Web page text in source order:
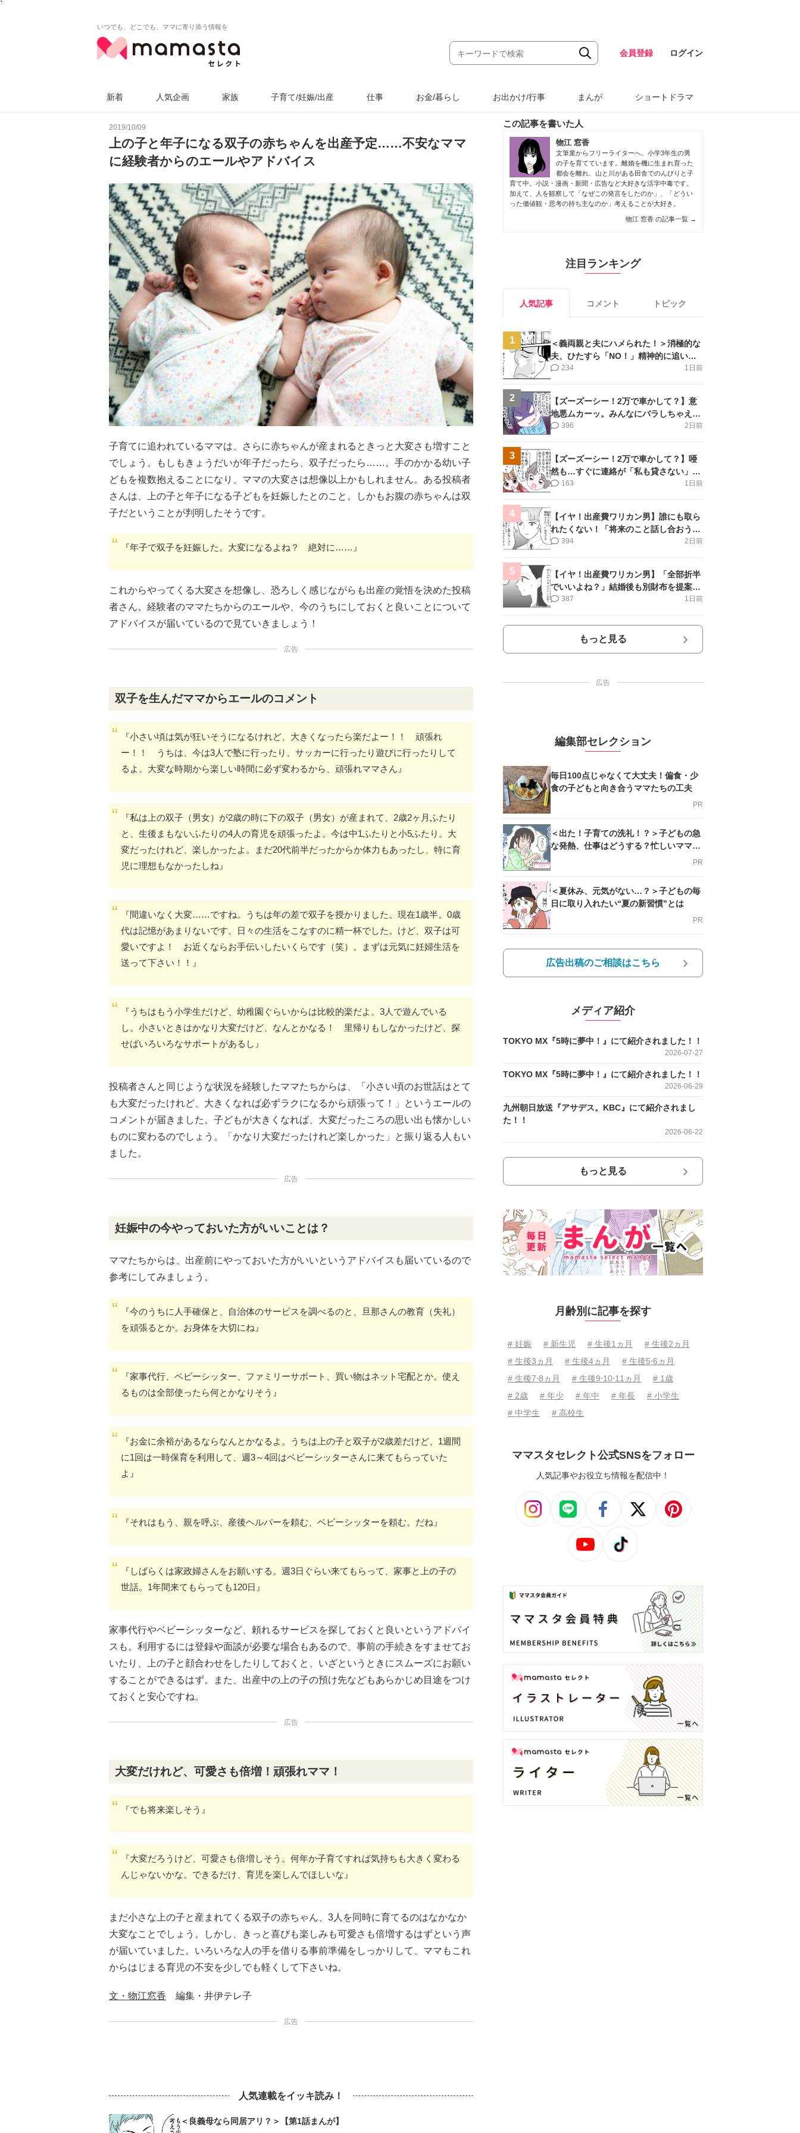
`
いつでも、どこでも、ママに寄り添う情報を
会員登録 ログイン
新着 人気企画 家族 子育て/妊娠/出産 仕事 お金/暮らし お出かけ/行事 まんが ショートドラマ
2019/10/09
上の子と年子になる双子の赤ちゃんを出産予定……不安なママ
に経験者からのエールやアドバイス
子育てに追われているママは、さらに赤ちゃんが産まれるときっと大変さも増すこと
でしょう。もしもきょうだいが年子だったら、双子だったら……。手のかかる幼い子
どもを複数抱えることになり、ママの大変さは想像以上かもしれません。ある投稿者
さんは、上の子と年子になる子どもを妊娠したとのこと。しかもお腹の赤ちゃんは双
子だということが判明したそうです。
『年子で双子を妊娠した。大変になるよね？ 絶対に……』
これからやってくる大変さを想像し、恐ろしく感じながらも出産の覚悟を決めた投稿
者さん。経験者のママたちからのエールや、今のうちにしておくと良いことについて
アドバイスが届いているので見ていきましょう！
広告
双子を生んだママからエールのコメント
『小さい頃は気が狂いそうになるけれど、大きくなったら楽だよー！！ 頑張れ
ー！！ うちは、今は3人で塾に行ったり、サッカーに行ったり遊びに行ったりして
るよ。大変な時期から楽しい時間に必ず変わるから、頑張れママさん』
『私は上の双子（男女）が2歳の時に下の双子（男女）が産まれて、2歳2ヶ月ふたり
と、生後まもないふたりの4人の育児を頑張ったよ。今は中1ふたりと小5ふたり。大
変だったけれど、楽しかったよ。まだ20代前半だったからか体力もあったし、特に育
児に理想もなかったしね』
『間違いなく大変……ですね。うちは年の差で双子を授かりました。現在1歳半。0歳
代は記憶があまりないです。日々の生活をこなすのに精一杯でした。けど、双子は可
愛いですよ！ お近くならお手伝いしたいくらです（笑）。まずは元気に妊婦生活を
送って下さい！！』
『うちはもう小学生だけど、幼稚園ぐらいからは比較的楽だよ。3人で遊んでいる
し。小さいときはかなり大変だけど、なんとかなる！ 里帰りもしなかったけど、探
せばいろいろなサポートがあるし』
投稿者さんと同じような状況を経験したママたちからは、「小さい頃のお世話はとて
も大変だったけれど、大きくなれば必ずラクになるから頑張って！」というエールの
コメントが届きました。子どもが大きくなれば、大変だったころの思い出も懐かしい
ものに変わるのでしょう。「かなり大変だったけれど楽しかった」と振り返る人もい
ました。
広告
妊娠中の今やっておいた方がいいことは？
ママたちからは、出産前にやっておいた方がいいというアドバイスも届いているので
参考にしてみましょう。
『今のうちに人手確保と、自治体のサービスを調べるのと、旦那さんの教育（失礼）
を頑張るとか。お身体を大切にね』
『家事代行、ベビーシッター、ファミリーサポート、買い物はネット宅配とか。使え
るものは全部使ったら何とかなりそう』
『お金に余裕があるならなんとかなるよ。うちは上の子と双子が2歳差だけど、1週間
に1回は一時保育を利用して、週3～4回はベビーシッターさんに来てもらっていた
よ』
『それはもう、親を呼ぶ、産後ヘルパーを頼む、ベビーシッターを頼む。だね』
『しばらくは家政婦さんをお願いする。週3日ぐらい来てもらって、家事と上の子の
世話。1年間来てもらっても120日』
家事代行やベビーシッターなど、頼れるサービスを探しておくと良いというアドバイ
スも。利用するには登録や面談が必要な場合もあるので、事前の手続きをすませてお
いたり、上の子と顔合わせをしたりしておくと、いざというときにスムーズにお願い
することができるはず。また、出産中の上の子の預け先などもあらかじめ目途をつけ
ておくと安心ですね。
広告
大変だけれど、可愛さも倍増！頑張れママ！
『でも将来楽しそう』
『大変だろうけど、可愛さも倍増しそう。何年か子育てすれば気持ちも大きく変わる
んじゃないかな。できるだけ、育児を楽しんでほしいな』
まだ小さな上の子と産まれてくる双子の赤ちゃん、3人を同時に育てるのはなかなか
大変なことでしょう。しかし、きっと喜びも楽しみも可愛さも倍増するはずという声
が届いていました。いろいろな人の手を借りる事前準備をしっかりして、ママもこれ
からはじまる育児の不安を少しでも軽くして下さいね。
文・物江窓香 編集・井伊テレ子
広告
人気連載をイッキ読み！
＜良義母なら同居アリ？＞【第1話まんが】
この記事を書いた人
物江 窓香
文筆業からフリーライターへ。小学3年生の男
の子を育てています。離婚を機に生まれ育った
都会を離れ、山と川がある田舎でのんびりと子
育て中。小説・漫画・新聞・広告など大好きな活字中毒です。
加えて、人を観察して「なぜこの発言をしたのか」、「どうい
った価値観・思考の持ち主なのか」考えることが大好き。
物江 窓香 の記事一覧 →
注目ランキング
人気記事 コメント トピック
1
＜義両親と夫にハメられた！＞消極的な
夫、ひたすら「NO！」精神的に追い詰
められ涙【第3話まんが】
1日前
234
2
【ズーズーシー！2万で車かして？】意
地悪ムカーッ。みんなにバラしちゃえ＜
第14話＞#4コマ母道場
2日前
396
3
【ズーズーシー！2万で車かして？】唖
然も…すぐに連絡が「私も貸さない」＜
第15話＞#4コマ母道場
1日前
163
4
【イヤ！出産費ワリカン男】誰にも取ら
れたくない！「将来のこと話し合おう」
＜第9話＞#4コマ母道場
2日前
394
5
【イヤ！出産費ワリカン男】「全部折半
でいいよね？」結婚後も別財布を提案＜
第10話＞#4コマ母道場
1日前
387
もっと見る
広告
編集部セレクション
毎日100点じゃなくて大丈夫！偏食・少
食の子どもと向き合うママたちの工夫
PR
＜出た！子育ての洗礼！？＞子どもの急
な発熱、仕事はどうする？忙しいママを
PR
＜夏休み、元気がない…？＞子どもの毎
日に取り入れたい“夏の新習慣”とは
PR
広告出稿のご相談はこちら
メディア紹介
TOKYO MX『5時に夢中！』にて紹介されました！！
2026-07-27
TOKYO MX『5時に夢中！』にて紹介されました！！
2026-06-29
九州朝日放送『アサデス。KBC』にて紹介されまし
た！！
2026-06-22
もっと見る
月齢別に記事を探す
# 妊娠 # 新生児 # 生後1ヵ月
# 生後2ヵ月
# 生後3ヵ月
# 生後4ヵ月
# 生後5⋅6ヵ月
# 生後7⋅8ヵ月
# 生後9⋅10⋅11ヵ月
# 1歳
# 2歳
# 年少 # 年中 # 年長
# 小学生
# 中学生
# 高校生
ママスタセレクト公式SNSをフォロー
人気記事やお役立ち情報を配信中！